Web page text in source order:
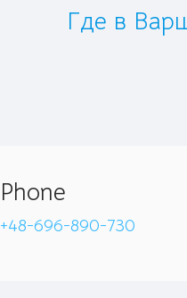
Где в
Phone
+48-696-890-730